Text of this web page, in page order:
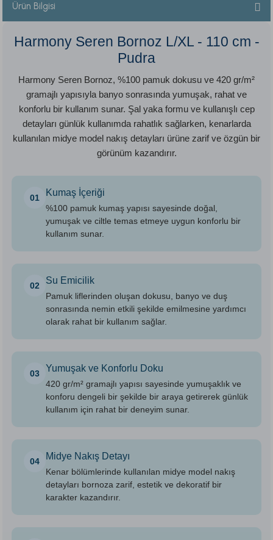
Ürün Bilgisi
Harmony Seren Bornoz L/XL - 110 cm -
Pudra
Harmony Seren Bornoz, %100 pamuk dokusu ve 420 gr/m²
gramajlı yapısıyla banyo sonrasında yumuşak, rahat ve
konforlu bir kullanım sunar. Şal yaka formu ve kullanışlı cep
detayları günlük kullanımda rahatlık sağlarken, kenarlarda
kullanılan midye model nakış detayları ürüne zarif ve özgün bir
görünüm kazandırır.
01 Kumaş İçeriği
%100 pamuk kumaş yapısı sayesinde doğal,
yumuşak ve ciltle temas etmeye uygun konforlu bir
kullanım sunar.
02 Su Emicilik
Pamuk liflerinden oluşan dokusu, banyo ve duş
sonrasında nemin etkili şekilde emilmesine yardımcı
olarak rahat bir kullanım sağlar.
03 Yumuşak ve Konforlu Doku
420 gr/m² gramajlı yapısı sayesinde yumuşaklık ve
konforu dengeli bir şekilde bir araya getirerek günlük
kullanım için rahat bir deneyim sunar.
04 Midye Nakış Detayı
Kenar bölümlerinde kullanılan midye model nakış
detayları bornoza zarif, estetik ve dekoratif bir
karakter kazandırır.